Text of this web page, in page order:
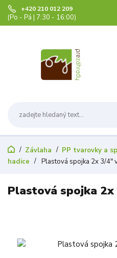
+420 210 012 209
(Po - Pá | 7:30 - 16:00)
Závlaha PP tvarovky a
hadice
Plastová spojka 2x 3/4"
Plastová spojka